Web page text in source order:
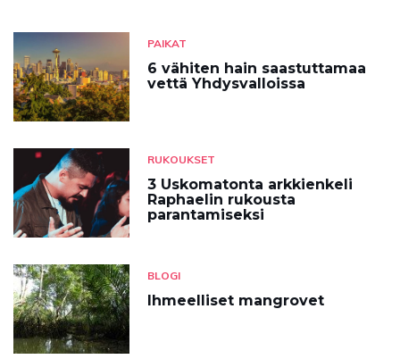
PAIKAT
6 vähiten hain saastuttamaa
vettä Yhdysvalloissa
RUKOUKSET
3 Uskomatonta arkkienkeli
Raphaelin rukousta
parantamiseksi
BLOGI
Ihmeelliset mangrovet